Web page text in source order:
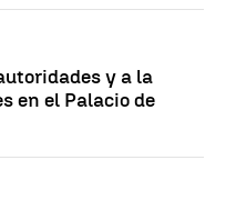
y a la
en el Palacio de